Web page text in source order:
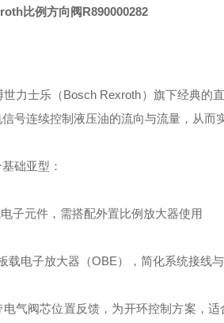
比例方向阀R890000282
世力士乐（Bosch Rexroth）旗下经典的
号连续控制液压油的流向与流量，从而
础亚型：
电子元件，需搭配外置比例放大器使用
载电子放大器（OBE），简化系统接线
电气阀芯位置反馈 ，为开环控制方案，